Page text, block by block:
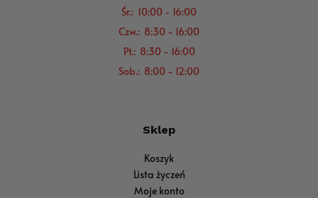
Śr.: 10:00 - 16:00
Czw.: 8:30 - 16:00
Pt.: 8:30 - 16:00
Sob.: 8:00 - 12:00
Sklep
Koszyk
Lista życzeń
Moje konto